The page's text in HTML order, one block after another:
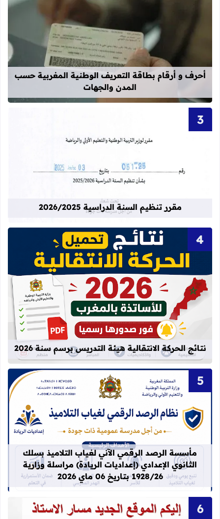
قراءة المزيد عن أحرف و أرقام
أحرف و أرقام بطاقة التعريف الوطنية المغربية حسب
المدن والجهات
قراءة المزيد عن مقرر تنظيم السنة الدراسية
مقرر تنظيم السنة الدراسية 2026/2025
قراءة المزيد عن نتائج الحركة
نتائج الحركة الانتقالية هيئة التدريس برسم سنة 2026
قراءة المزيد عن مأسسة الرصد الرقمي الآني
مأسسة الرصد الرقمي الآني لغياب التلاميذ بسلك
الثانوي الإعدادي (إعداديات الريادة) مراسلة وزارية
1928/26 بتاريخ 06 ماي 2026